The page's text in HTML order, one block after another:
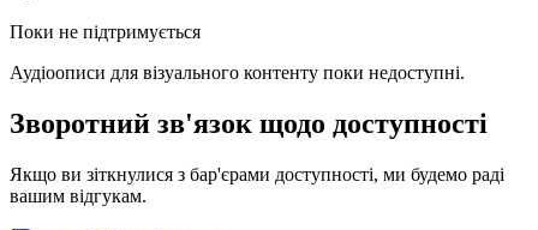
Поки не підтримується
Аудіоописи для візуального контенту поки недоступні.
Зворотний зв'язок щодо доступності
Якщо ви зіткнулися з бар'єрами доступності, ми будемо раді
вашим відгукам.